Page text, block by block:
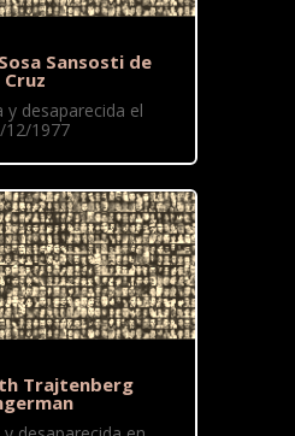
Sansosti de
Cruz
y desaparecida el
12/1977
Trajtenberg